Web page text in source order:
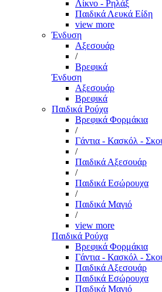
Λίκνο - Ρηλάξ
Παιδικά Λευκά Είδη
view more
Ένδυση
Αξεσουάρ
/
Βρεφικά
Ένδυση
Αξεσουάρ
Βρεφικά
Παιδικά Ρούχα
Βρεφικά Φορμάκια
/
Γάντια - Κασκόλ -
/
Παιδικά Αξεσουάρ
/
Παιδικά Εσώρουχα
/
Παιδικά Μαγιό
/
view more
Παιδικά Ρούχα
Βρεφικά Φορμάκια
Γάντια - Κασκόλ -
Παιδικά Αξεσουάρ
Παιδικά Εσώρουχα
Παιδικά Μαγιό